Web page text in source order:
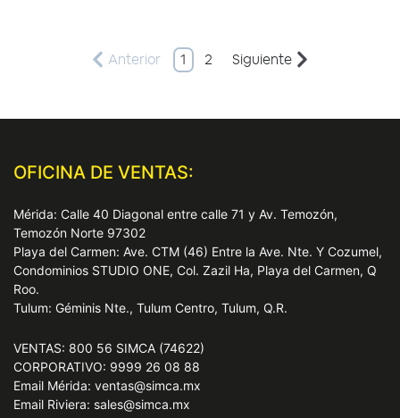
Anterior 1 2 Siguiente
OFICINA DE VENTAS:
Mérida: Calle 40 Diagonal entre calle 71 y Av. Temozón,
Temozón Norte 97302
Playa del Carmen: Ave. CTM (46) Entre la Ave. Nte. Y Cozumel,
Condominios STUDIO ONE, Col. Zazil Ha, Playa del Carmen, Q
Roo.
Tulum: Géminis Nte., Tulum Centro, Tulum, Q.R.
VENTAS: 800 56 SIMCA (74622)
CORPORATIVO: 9999 26 08 88
Email Mérida: ventas@simca.mx
Email Riviera: sales@simca.mx